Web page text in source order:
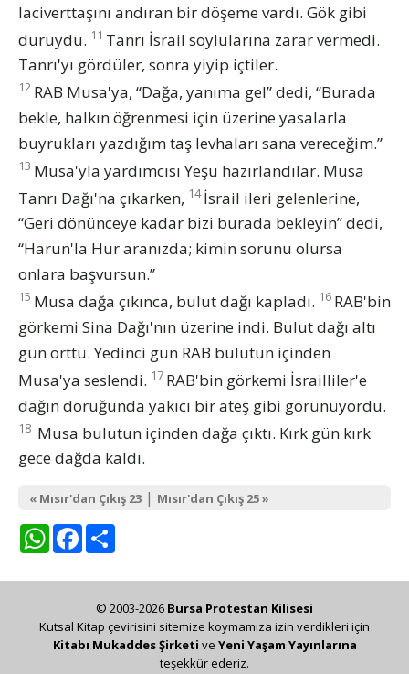
laciverttaşını andıran bir döşeme vardı. Gök gibi
duruydu. 11 Tanrı İsrail soylularına zarar vermedi.
Tanrı'yı gördüler, sonra yiyip içtiler.
12 RAB Musa'ya, “Dağa, yanıma gel” dedi, “Burada
bekle, halkın öğrenmesi için üzerine yasalarla
buyrukları yazdığım taş levhaları sana vereceğim.”
13 Musa'yla yardımcısı Yeşu hazırlandılar. Musa
Tanrı Dağı'na çıkarken, 14 İsrail ileri gelenlerine,
“Geri dönünceye kadar bizi burada bekleyin” dedi,
“Harun'la Hur aranızda; kimin sorunu olursa
onlara başvursun.”
15 Musa dağa çıkınca, bulut dağı kapladı. 16 RAB'bin
görkemi Sina Dağı'nın üzerine indi. Bulut dağı altı
gün örttü. Yedinci gün RAB bulutun içinden
Musa'ya seslendi. 17 RAB'bin görkemi İsrailliler'e
dağın doruğunda yakıcı bir ateş gibi görünüyordu.
18 Musa bulutun içinden dağa çıktı. Kırk gün kırk
gece dağda kaldı.
« Mısır'dan Çıkış 23 | Mısır'dan Çıkış 25 »
WhatsAppFacebook
© 2003-2026 Bursa Protestan Kilisesi
Kutsal Kitap çevirisini sitemize koymamıza izin verdikleri için
Kitabı Mukaddes Şirketi ve Yeni Yaşam Yayınlarına
teşekkür ederiz.